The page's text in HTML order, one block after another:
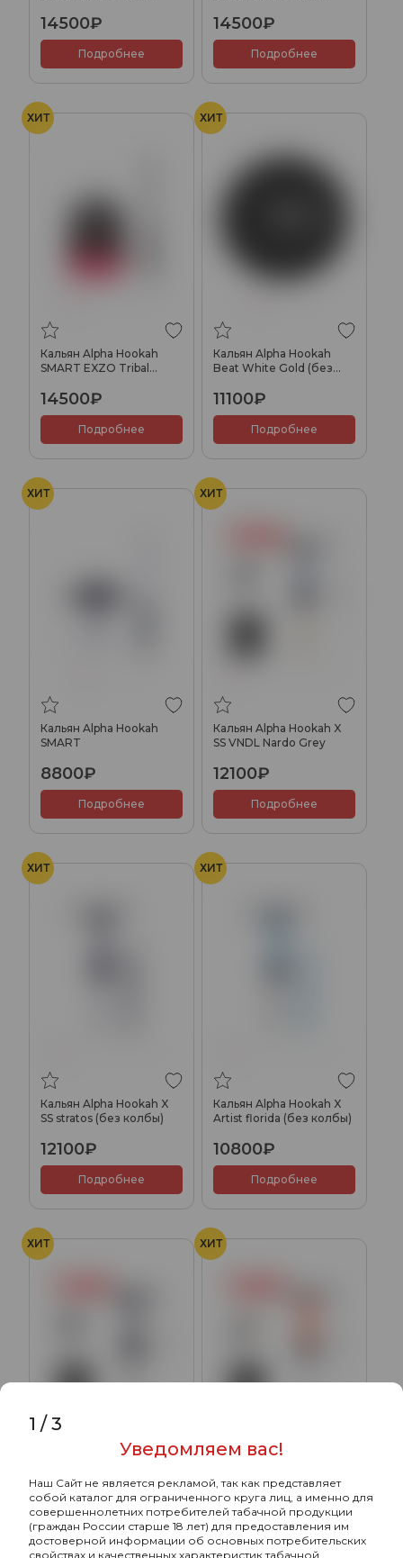
14500₽
Подробнее
14500₽
Подробнее
ХИТ
Кальян Alpha Hookah
SMART EXZO Tribal
14500₽
Подробнее
ХИТ
Кальян Alpha Hookah
Beat White Gold (без
11100₽
Подробнее
ХИТ
Кальян Alpha Hookah
SMART
8800₽
Подробнее
ХИТ
Кальян Alpha Hookah X
SS VNDL Nardo Grey
12100₽
Подробнее
ХИТ
Кальян Alpha Hookah X
SS stratos (без колбы)
12100₽
Подробнее
ХИТ
Кальян Alpha Hookah X
Artist florida (без колбы)
10800₽
Подробнее
ХИТ
Кальян Alpha Hookah X
Artist black matte (без
колбы)
10800₽
Подробнее
ХИТ
Кальян Alpha Hookah X
orange (без колбы)
9700₽
Подробнее
1 /3
Уведомляем вас!
Наш Сайт не является рекламой, так как представляет
собой каталог для ограниченного круга лиц, а именно для
совершеннолетних потребителей табачной продукции
(граждан России старше 18 лет) для предоставления им
достоверной информации об основных потребительских
свойствах и качественных характеристик табачной